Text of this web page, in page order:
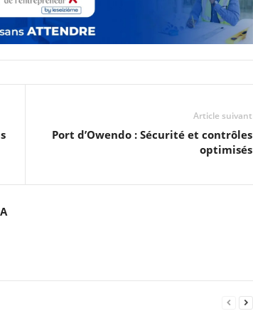
Article suivant
Port d’Owendo : Sécurité et contrôles
optimisés